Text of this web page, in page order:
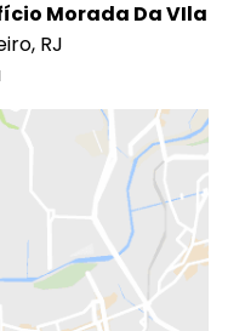
Morada Da VIla
RJ